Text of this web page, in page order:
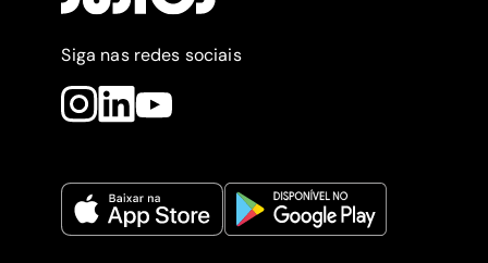
Siga nas redes sociais